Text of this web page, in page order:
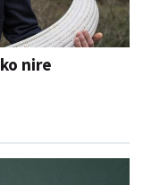
nire